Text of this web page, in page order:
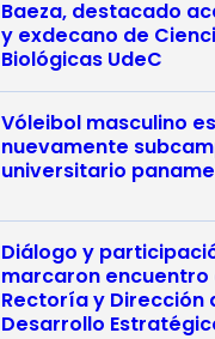
Baeza, destacado
y exdecano de
Biológicas UdeC
Vóleibol masculino es
nuevamente
universitario
Diálogo y
marcaron encuentro
Rectoría y Dirección
Desarrollo